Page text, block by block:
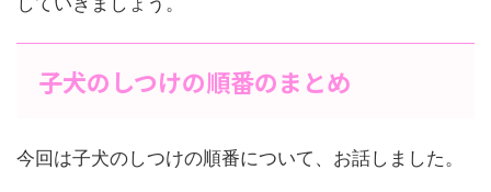
子犬のしつけの順番のまとめ
今回は子犬のしつけの順番について、お話しました。